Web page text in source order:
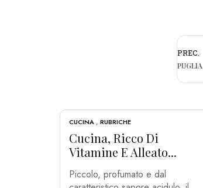
PREC.
CUCINA , RUBRICHE
Cucina, Ricco Di
Vitamine E Alleato...
Piccolo, profumato e dal